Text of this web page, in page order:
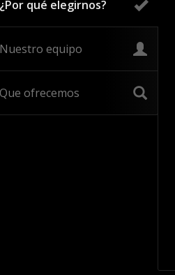
¿Por qué elegirnos?
Nuestro equipo
Que ofrecemos